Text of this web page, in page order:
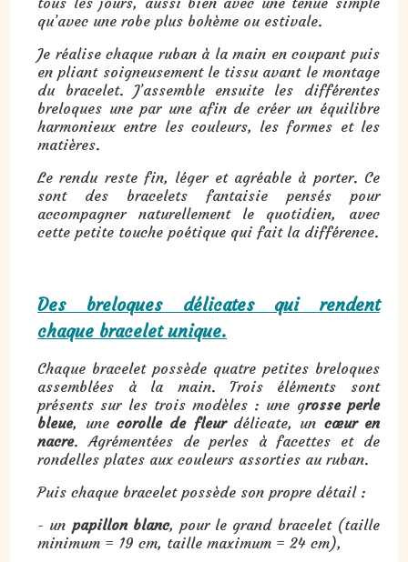
qu’avec une robe plus bohème ou estivale.
Je réalise chaque ruban à la main en coupant puis
en pliant soigneusement le tissu avant le montage
du bracelet. J’assemble ensuite les différentes
breloques une par une afin de créer un équilibre
harmonieux entre les couleurs, les formes et les
matières.
Le rendu reste fin, léger et agréable à porter. Ce
sont des bracelets fantaisie pensés pour
accompagner naturellement le quotidien, avec
cette petite touche poétique qui fait la différence.
Des breloques délicates qui rendent
chaque bracelet unique.
Chaque bracelet possède quatre petites breloques
assemblées à la main. Trois éléments sont
présents sur les trois modèles : une grosse perle
bleue, une corolle de fleurdélicate, un cœur en
nacre. Agrémentées de perles à facettes et de
rondelles plates aux couleurs assorties au ruban.
Puis chaque bracelet possède son propre détail :
- un papillon blanc, pour le grand bracelet (taille
minimum = 19 cm, taille maximum = 24 cm),